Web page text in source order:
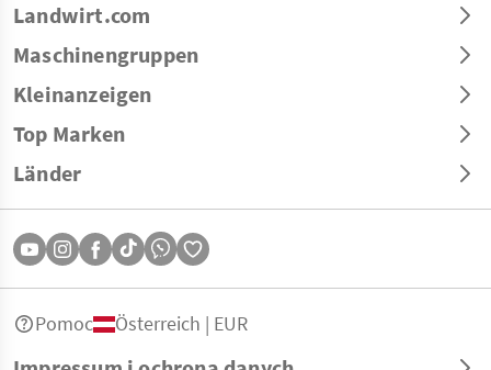
Landwirt.com
Maschinengruppen
Kleinanzeigen
Top Marken
Länder
Pomoc Österreich | EUR